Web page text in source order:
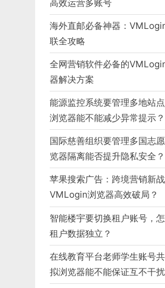
高效运营多账号
海外直邮必备神器：
联全攻略
全网营销软件必备的
器解决方案
能源监控系统要管理多地站
浏览器能不能减少异常提示？
国际慈善组织要管理多国志
览器隔离能否提升隐私安全？
苹果搜索广告：跨境营销新
VMLogin浏览器高效破局？
智能楼宇要切换租户账号，
租户数据独立？
在线教育平台老师学生账号
拟浏览器能不能保证互不干扰